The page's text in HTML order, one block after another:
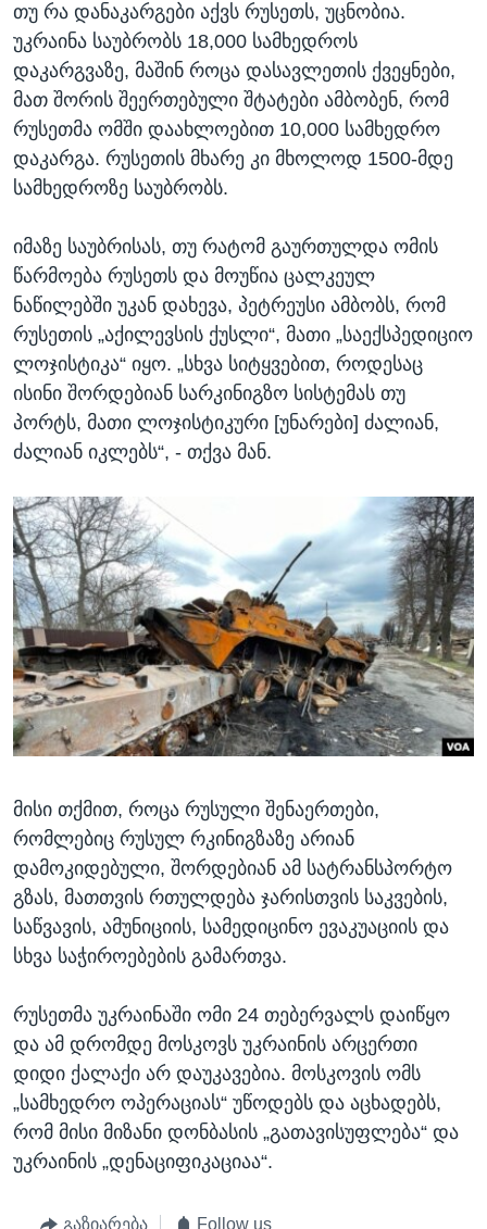
თუ რა დანაკარგები აქვს რუსეთს, უცნობია.
უკრაინა საუბრობს 18,000 სამხედროს
დაკარგვაზე, მაშინ როცა დასავლეთის ქვეყნები,
მათ შორის შეერთებული შტატები ამბობენ, რომ
რუსეთმა ომში დაახლოებით 10,000 სამხედრო
დაკარგა. რუსეთის მხარე კი მხოლოდ 1500-მდე
სამხედროზე საუბრობს.
იმაზე საუბრისას, თუ რატომ გაურთულდა ომის
წარმოება რუსეთს და მოუწია ცალკეულ
ნაწილებში უკან დახევა, პეტრეუსი ამბობს, რომ
რუსეთის „აქილევსის ქუსლი“, მათი „საექსპედიციო
ლოჯისტიკა“ იყო. „სხვა სიტყვებით, როდესაც
ისინი შორდებიან სარკინიგზო სისტემას თუ
პორტს, მათი ლოჯისტიკური [უნარები] ძალიან,
ძალიან იკლებს“, - თქვა მან.
მისი თქმით, როცა რუსული შენაერთები,
რომლებიც რუსულ რკინიგზაზე არიან
დამოკიდებული, შორდებიან ამ სატრანსპორტო
გზას, მათთვის რთულდება ჯარისთვის საკვების,
საწვავის, ამუნიციის, სამედიცინო ევაკუაციის და
სხვა საჭიროებების გამართვა.
რუსეთმა უკრაინაში ომი 24 თებერვალს დაიწყო
და ამ დრომდე მოსკოვს უკრაინის არცერთი
დიდი ქალაქი არ დაუკავებია. მოსკოვის ომს
„სამხედრო ოპერაციას“ უწოდებს და აცხადებს,
რომ მისი მიზანი დონბასის „გათავისუფლება“ და
უკრაინის „დენაციფიკაციაა“.
გაზიარება Follow us